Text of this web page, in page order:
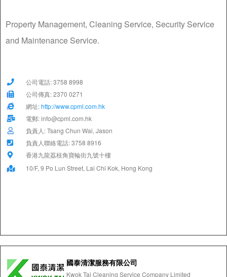
Property Management, Cleaning Service, Security Service
and Maintenance Service.
公司電話: 3758 8998
公司傳真: 2370 0271
網址:http://www.cpml.com.hk
電郵: info@cpml.com.hk
負責人: Tsang Chun Wai, Jason
負責人聯絡電話: 3758 8916
香港九龍荔枝角寶輪街九號十樓
10/F, 9 Po Lun Street, Lai Chi Kok, Hong Kong
國泰清潔服務有限公司
Kwok Tai Cleaning Service Company Limited